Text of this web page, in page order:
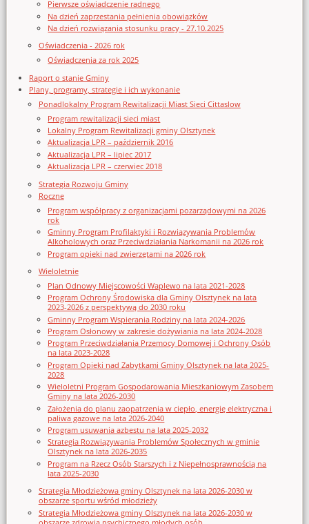
Pierwsze oświadczenie radnego
Na dzień zaprzestania pełnienia obowiązków
Na dzień rozwiązania stosunku pracy - 27.10.2025
Oświadczenia - 2026 rok
Oświadczenia za rok 2025
Raport o stanie Gminy
Plany, programy, strategie i ich wykonanie
Ponadlokalny Program Rewitalizacji Miast Sieci Cittaslow
Program rewitalizacji sieci miast
Lokalny Program Rewitalizacji gminy Olsztynek
Aktualizacja LPR – październik 2016
Aktualizacja LPR – lipiec 2017
Aktualizacja LPR – czerwiec 2018
Strategia Rozwoju Gminy
Roczne
Program współpracy z organizacjami pozarządowymi na 2026
rok
Gminny Program Profilaktyki i Rozwiązywania Problemów
Alkoholowych oraz Przeciwdziałania Narkomanii na 2026 rok
Program opieki nad zwierzętami na 2026 rok
Wieloletnie
Plan Odnowy Miejscowości Waplewo na lata 2021-2028
Program Ochrony Środowiska dla Gminy Olsztynek na lata
2023-2026 z perspektywą do 2030 roku
Gminny Program Wspierania Rodziny na lata 2024-2026
Program Osłonowy w zakresie dożywiania na lata 2024-2028
Program Przeciwdziałania Przemocy Domowej i Ochrony Osób
na lata 2023-2028
Program Opieki nad Zabytkami Gminy Olsztynek na lata 2025-
2028
Wieloletni Program Gospodarowania Mieszkaniowym Zasobem
Gminy na lata 2026-2030
Założenia do planu zaopatrzenia w ciepło, energię elektryczna i
paliwa gazowe na lata 2026-2040
Program usuwania azbestu na lata 2025-2032
Strategia Rozwiązywania Problemów Społecznych w gminie
Olsztynek na lata 2026-2035
Program na Rzecz Osób Starszych i z Niepełnosprawnością na
lata 2025-2030
Strategia Młodzieżowa gminy Olsztynek na lata 2026-2030 w
obszarze sportu wśród młodzieży
Strategia Młodzieżowa gminy Olsztynek na lata 2026-2030 w